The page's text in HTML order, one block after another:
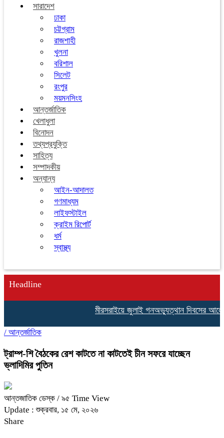
সারাদেশ
ঢাকা
চট্টগ্রাম
রাজশাহী
খুলনা
বরিশাল
সিলেট
রংপুর
ময়মনসিংহ
আন্তর্জাতিক
খেলাধুলা
বিনোদন
তথ্যপ্রযুক্তি
সাহিত্য
সম্পাদকীয়
অন্যান্য
আইন-আদালত
গণমাধ্যম
লাইফস্টাইল
ক্রাইম রিপোর্ট
ধর্ম
স্বাস্থ্য
Headline
মীরসরাইয়ে জুলাই গনঅভ্যুত্থান দিবসের
/ আন্তর্জাতিক
ট্রাম্প-শি বৈঠকের রেশ কাটতে না কাটতেই চীন সফরে যাচ্ছেন
ভ্লাদিমির পুতিন
আন্তজাতিক ডেস্ক / ৯৫ Time View
Update : শুক্রবার, ১৫ মে, ২০২৬
Share